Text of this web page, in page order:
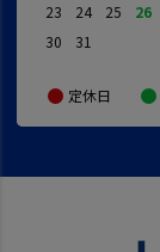
23
24 25 26
30
31
定休日